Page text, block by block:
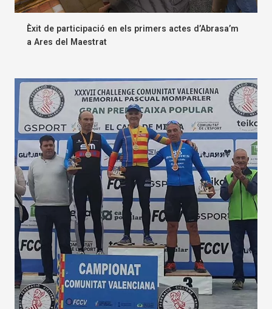
Èxit de participació en els primers actes d’Abrasa’m
a Ares del Maestrat